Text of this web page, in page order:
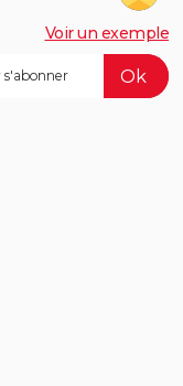
Voir un exemple